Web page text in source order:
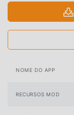
NOME DO APP
RECURSOS MOD